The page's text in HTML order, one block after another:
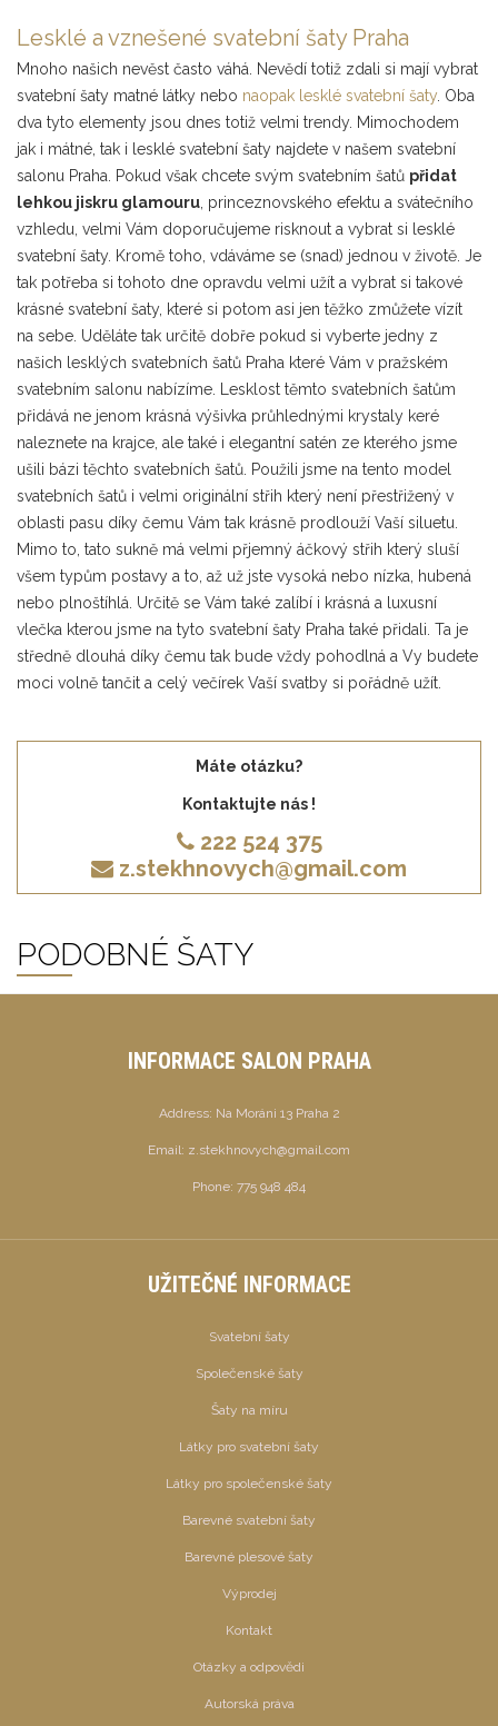
Lesklé a vznešené svatební šaty Praha
Mnoho našich nevěst často váhá. Nevědí totiž zdali si mají vybrat
svatební šaty matné látky nebo naopak lesklé svatební šaty . Oba
dva tyto elementy jsou dnes totiž velmi trendy. Mimochodem
jak i mátné, tak i lesklé svatební šaty najdete v našem svatební
salonu Praha. Pokud však chcete svým svatebním šatů přidat
lehkou jiskru glamouru , princeznovského efektu a svátečního
vzhledu, velmi Vám doporučujeme risknout a vybrat si lesklé
svatební šaty. Kromě toho, vdáváme se (snad) jednou v životě. Je
tak potřeba si tohoto dne opravdu velmi užít a vybrat si takové
krásné svatební šaty, které si potom asi jen těžko zmůžete vízít
na sebe. Uděláte tak určitě dobře pokud si vyberte jedny z
našich lesklých svatebních šatů Praha které Vám v pražském
svatebním salonu nabízíme. Lesklost těmto svatebních šatům
přidává ne jenom krásná výšivka průhlednými krystaly keré
naleznete na krajce, ale také i elegantní satén ze kterého jsme
ušili bázi těchto svatebních šatů. Použili jsme na tento model
svatebních šatů i velmi originální střih který není přestřižený v
oblasti pasu díky čemu Vám tak krásně prodlouží Vaší siluetu.
Mimo to, tato sukně má velmi přjemný áčkový střih který sluší
všem typům postavy a to, až už jste vysoká nebo nízka, hubená
nebo plnoštíhlá. Určitě se Vám také zalíbí i krásná a luxusní
vlečka kterou jsme na tyto svatební šaty Praha také přidali. Ta je
středně dlouhá díky čemu tak bude vždy pohodlná a Vy budete
moci volně tančit a celý večírek Vaší svatby si pořádně užít.
Máte otázku?
Kontaktujte nás !
222 524 375
z.stekhnovych@gmail.com
PODOBNÉ ŠATY
INFORMACE SALON PRAHA
Address: Na Moráni 13 Praha 2
Email: z.stekhnovych@gmail.com
Phone: 775 948 484
UŽITEČNÉ INFORMACE
Svatební šaty
Společenské šaty
Šaty na míru
Látky pro svatební šaty
Látky pro společenské šaty
Barevné svatební šaty
Barevné plesové šaty
Výprodej
Kontakt
Otázky a odpovědi
Autorská práva